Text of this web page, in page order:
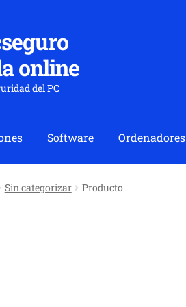
online
del PC
Software Ordenadores
Sin categorizar Producto